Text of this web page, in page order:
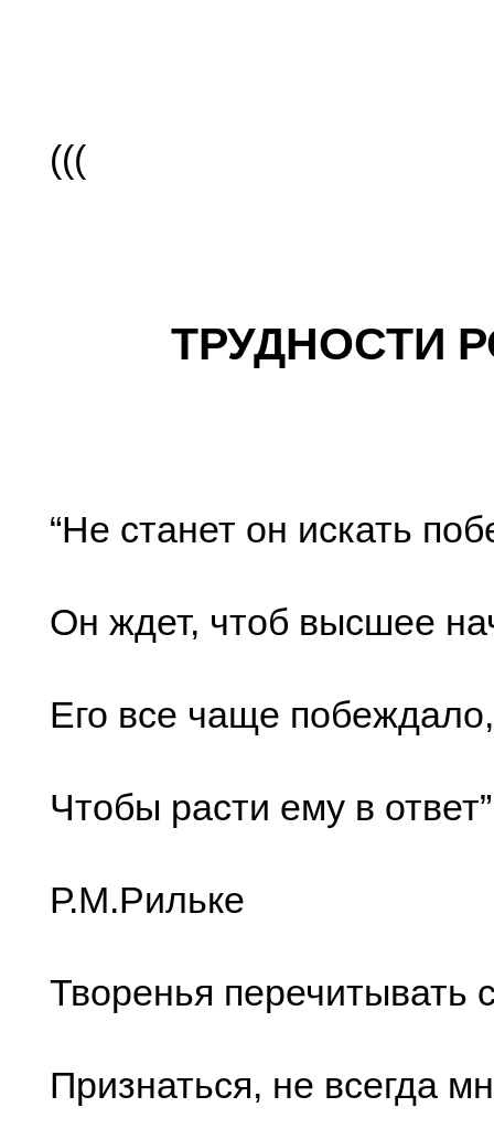
(((
ТРУДНОСТИ
“Не станет он искать
Он ждет, чтоб высшее
Его все чаще побеждало,
Чтобы расти ему в ответ”
Р.М.Рильке
Творенья перечитывать
Признаться, не всегда